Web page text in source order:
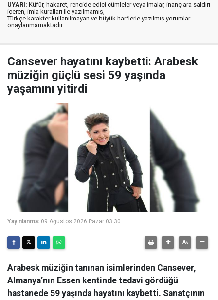
UYARI: Küfür, hakaret, rencide edici cümleler veya imalar, inançlara saldırı
içeren, imla kuralları ile yazılmamış,
Türkçe karakter kullanılmayan ve büyük harflerle yazılmış yorumlar
onaylanmamaktadır.
Cansever hayatını kaybetti: Arabesk
müziğin güçlü sesi 59 yaşında
yaşamını yitirdi
Yayınlanma: 09 Ağustos 2026 Pazar 03:30
Arabesk müziğin tanınan isimlerinden Cansever,
Almanya’nın Essen kentinde tedavi gördüğü
hastanede 59 yaşında hayatını kaybetti. Sanatçının